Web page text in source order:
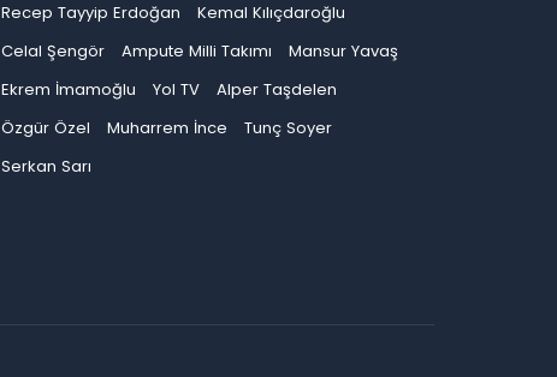
Recep Tayyip Erdoğan
Kemal Kılıçdaroğlu
Celal Şengör
Ampute Milli Takımı
Mansur Yavaş
Ekrem İmamoğlu
Yol TV
Alper Taşdelen
Özgür Özel
Muharrem İnce
Tunç Soyer
Serkan Sarı